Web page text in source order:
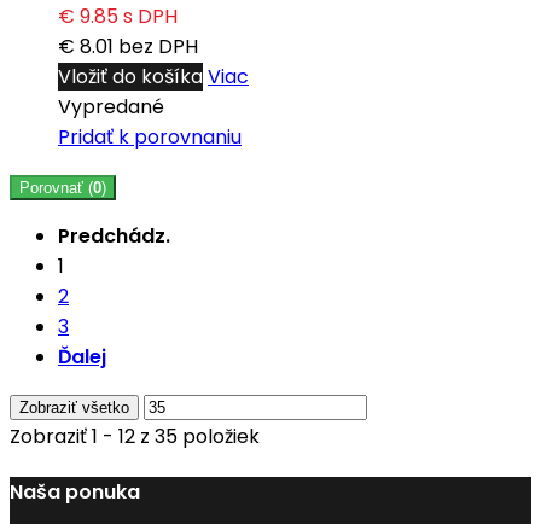
€ 9.85s DPH
€ 8.01 bez DPH
Vložiť do košíkaViac
Vypredané
Pridať k porovnaniu
Porovnať (0)
Predchádz.
1
2
3
Ďalej
Zobraziť všetko
Zobraziť 1 - 12 z 35 položiek
Naša ponuka